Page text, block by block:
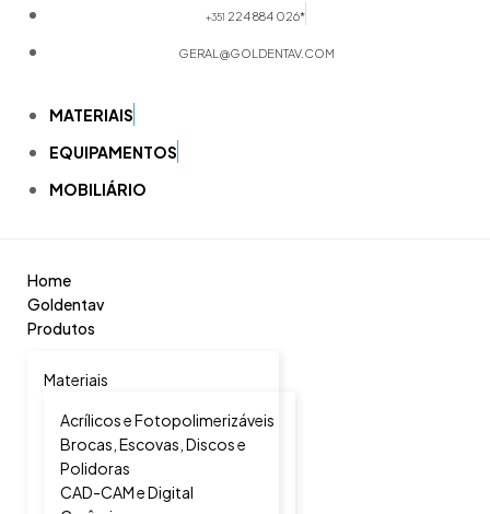
+351 224 884 026*
GERAL@GOLDENTAV.COM
MATERIAIS
EQUIPAMENTOS
MOBILIÁRIO
Home
Goldentav
Produtos
Materiais
Acrílicos e Fotopolimerizáveis
Brocas, Escovas, Discos e
Polidoras
CAD-CAM e Digital